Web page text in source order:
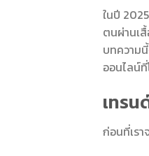
ในปี
ตนผ่านเ
บทความ
ออนไลน์
เทร
ก่อนที่เรา